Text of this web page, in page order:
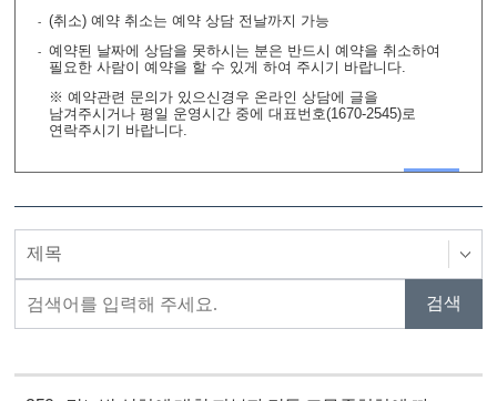
(취소) 예약 취소는 예약 상담 전날까지 가능
예약된 날짜에 상담을 못하시는 분은 반드시 예약을 취소하여
필요한 사람이 예약을 할 수 있게 하여 주시기 바랍니다.
※ 예약관련 문의가 있으신경우 온라인 상담에 글을
남겨주시거나 평일 운영시간 중에 대표번호(1670-2545)로
연락주시기 바랍니다.